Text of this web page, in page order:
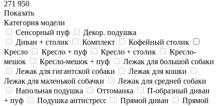
271 950
Показать
Категория модели
Сенсорный пуф
Декор. подушка
Диван + столик
Комплект
Кофейный столик
Кресло
Кресло + пуф Кресло + столик
Кресло-
мешок
Кресло-мешок + пуф
Лежак для большой собаки
Лежак для гигантской собаки
Лежак для кошки
Лежак для маленькой собачки
Лежак для средней собаки
Напольная подушка
Оттоманка
П-образный диван
+ пуф
Подушка антистресс Прямой диван
Прямой